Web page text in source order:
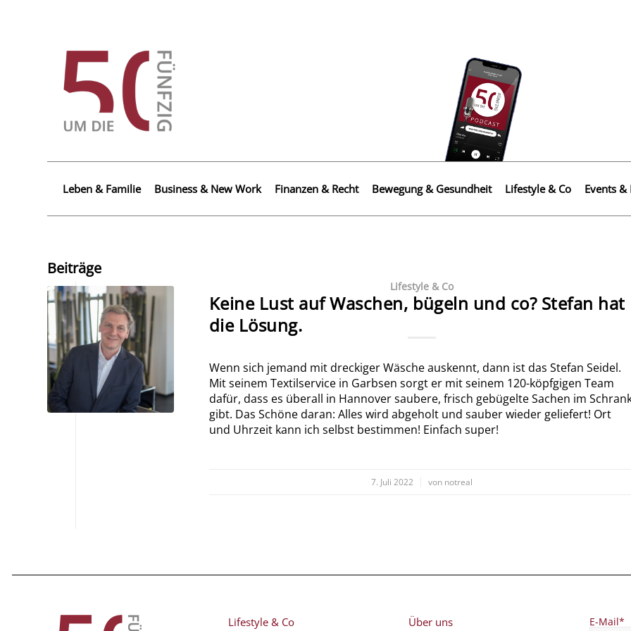
Leben & Familie Business & New Work Finanzen & Recht Bewegung & Gesundheit Lifestyle & Co Events &
Beiträge
Lifestyle & Co
Keine Lust auf Waschen, bügeln und co? Stefan hat
die Lösung.
Wenn sich jemand mit dreckiger Wäsche auskennt, dann ist das Stefan Seidel.
Mit seinem Textilservice in Garbsen sorgt er mit seinem 120-köpfgigen Team
dafür, dass es überall in Hannover saubere, frisch gebügelte Sachen im
gibt. Das Schöne daran: Alles wird abgeholt und sauber wieder geliefert! Ort
und Uhrzeit kann ich selbst bestimmen! Einfach super!
7. Juli 2022
/ von notreal
Lifestyle & Co Über uns E-Mail*